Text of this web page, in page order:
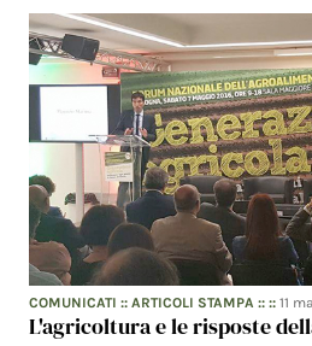
COMUNICATI ::ARTICOLI STAMPA :: ::11
L'agricoltura e le risposte